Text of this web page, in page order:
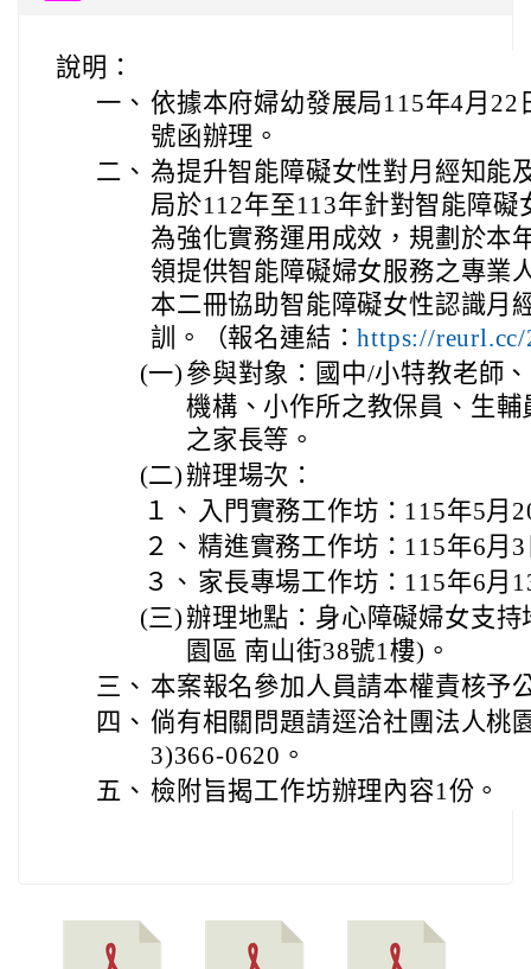
說明：
一、 依據本府婦幼發展局115年4月22
號函辦理。
二、 為提升智能障礙女性對月經知能
局於112年至113年針對智能障
為強化實務運用成效，規劃於本
領提供智能障礙婦女服務之專業
本二冊協助智能障礙女性認識月
訓。（報名連結：https://reurl.cc/
(一) 參與對象：國中/小特教老師
機構、小作所之教保員、生
之家長等。
(二)辦理場次：
１、 入門實務工作坊：115年5月
２、 精進實務工作坊：115年6月
３、 家長專場工作坊：115年6月
(三)辦理地點：身心障礙婦女支
園區 南山街38號1樓)。
三、 本案報名參加人員請本權責核予
四、 倘有相關問題請逕洽社團法人桃
3)366-0620。
五、 檢附旨揭工作坊辦理內容1份。